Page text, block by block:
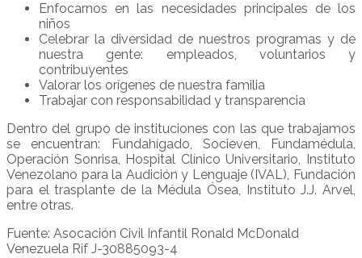
Enfocarnos en las necesidades principales de los
niños
Celebrar la diversidad de nuestros programas y de
nuestra gente: empleados, voluntarios y
contribuyentes
Valorar los orígenes de nuestra familia
Trabajar con responsabilidad y transparencia
Dentro del grupo de instituciones con las que trabajamos
se encuentran: Fundahígado, Socieven, Fundamédula,
Operación Sonrisa, Hospital Clínico Universitario, Instituto
Venezolano para la Audición y Lenguaje (IVAL), Fundación
para el trasplante de la Médula Ósea, Instituto J.J. Arvel,
entre otras.
Fuente: Asocación Civil Infantil Ronald McDonald
Venezuela Rif J-30885093-4